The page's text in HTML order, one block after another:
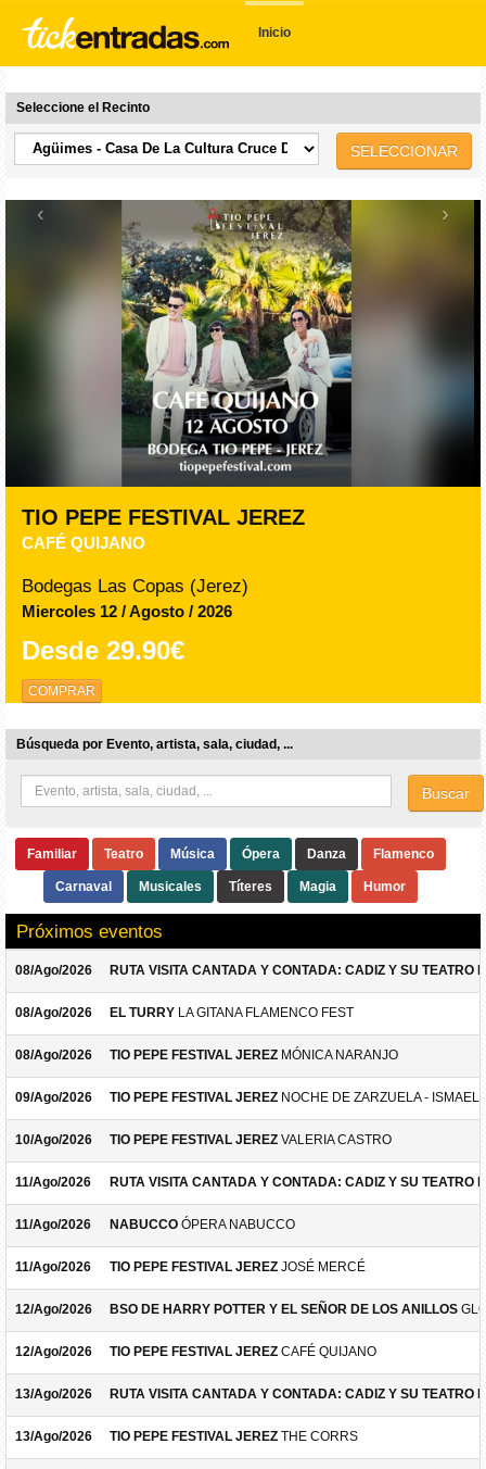
Inicio
Seleccione el Recinto
SELECCIONAR
‹ ›
TIO PEPE FESTIVAL JEREZ
CAFÉ QUIJANO
Bodegas Las Copas (Jerez)
Miercoles 12 / Agosto / 2026
Desde 29.90€
COMPRAR
Búsqueda por Evento, artista, sala, ciudad, ...
Buscar
Familiar Teatro Música Ópera Danza Flamenco
Carnaval Musicales Títeres Magia Humor
Próximos eventos
08/Ago/2026 RUTA VISITA CANTADA Y CONTADA: CADIZ Y SU TEATRO
08/Ago/2026 EL TURRY LA GITANA FLAMENCO FEST
08/Ago/2026 TIO PEPE FESTIVAL JEREZ MÓNICA NARANJO
09/Ago/2026 TIO PEPE FESTIVAL JEREZ NOCHE DE ZARZUELA -
10/Ago/2026 TIO PEPE FESTIVAL JEREZ VALERIA CASTRO
11/Ago/2026 RUTA VISITA CANTADA Y CONTADA: CADIZ Y SU TEATRO
11/Ago/2026 NABUCCO ÓPERA NABUCCO
11/Ago/2026 TIO PEPE FESTIVAL JEREZ JOSÉ MERCÉ
12/Ago/2026 BSO DE HARRY POTTER Y EL SEÑOR DE LOS ANILLOS
12/Ago/2026 TIO PEPE FESTIVAL JEREZ CAFÉ QUIJANO
13/Ago/2026 RUTA VISITA CANTADA Y CONTADA: CADIZ Y SU TEATRO
13/Ago/2026 TIO PEPE FESTIVAL JEREZ THE CORRS